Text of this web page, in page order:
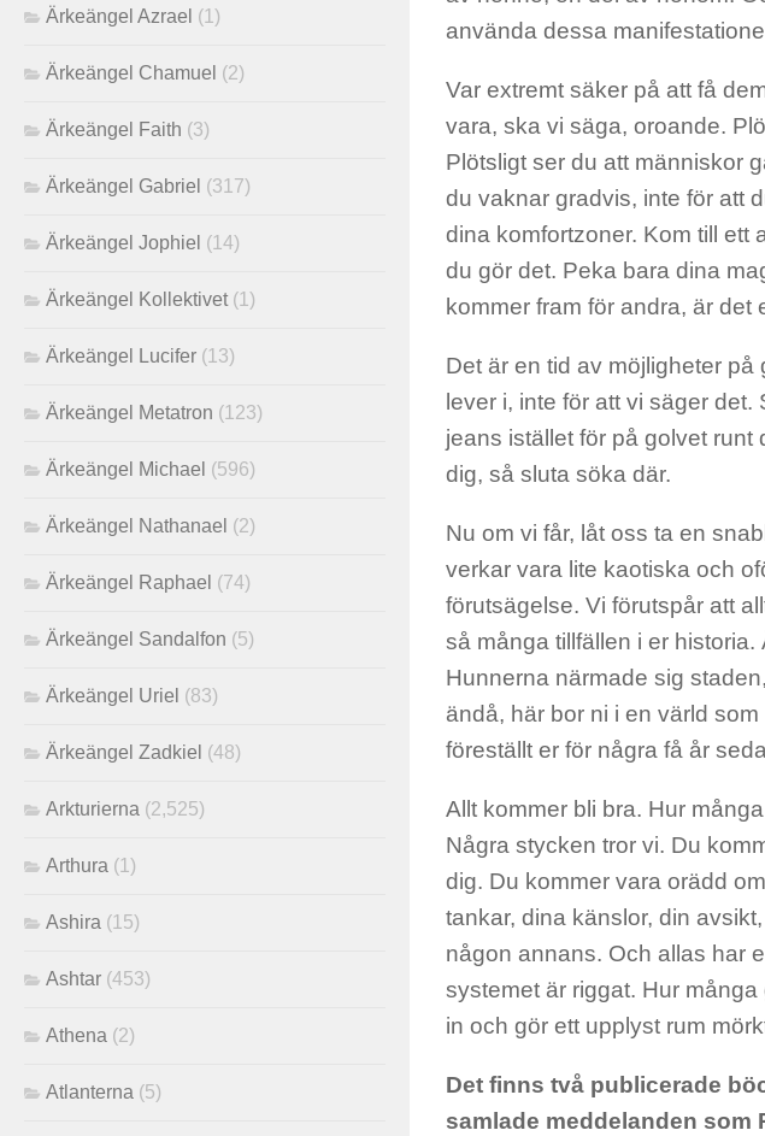
använda dessa
Var extremt säker på att få
vara, ska vi säga, oroande.
Plötsligt ser du att människor
du vaknar gradvis, inte för att
dina komfortzoner. Kom till ett
du gör det. Peka bara dina
kommer fram för andra, är det
Det är en tid av möjligheter
lever i, inte för att vi säger
jeans istället för på golvet
dig, så sluta söka där.
Nu om vi får, låt oss ta en
verkar vara lite kaotiska och
förutsägelse. Vi förutspår att
så många tillfällen i er
Hunnerna närmade sig
ändå, här bor ni i en värld
föreställt er för några få år
Allt kommer bli bra. Hur
Några stycken tror vi. Du
dig. Du kommer vara orädd
tankar, dina känslor, din
någon annans. Och allas har
systemet är riggat. Hur
in och gör ett upplyst rum
Det finns två publicerade
samlade meddelanden som
Ärkeängel Azrael (1)
Ärkeängel Chamuel (2)
Ärkeängel Faith (3)
Ärkeängel Gabriel (317)
Ärkeängel Jophiel (14)
Ärkeängel Kollektivet (1)
Ärkeängel Lucifer (13)
Ärkeängel Metatron (123)
Ärkeängel Michael (596)
Ärkeängel Nathanael (2)
Ärkeängel Raphael (74)
Ärkeängel Sandalfon (5)
Ärkeängel Uriel (83)
Ärkeängel Zadkiel (48)
Arkturierna (2,525)
Arthura (1)
Ashira (15)
Ashtar (453)
Athena (2)
Atlanterna (5)